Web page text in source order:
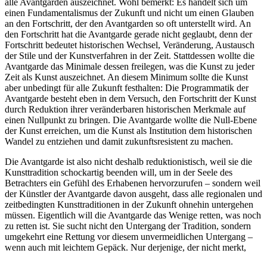
alle Avantgarden auszeichnet. Wohl bemerkt: Es handelt sich um
einen Fundamentalismus der Zukunft und nicht um einen Glauben
an den Fortschritt, der den Avantgarden so oft unterstellt wird. An
den Fortschritt hat die Avantgarde gerade nicht geglaubt, denn der
Fortschritt bedeutet historischen Wechsel, Veränderung, Austausch
der Stile und der Kunstverfahren in der Zeit. Stattdessen wollte die
Avantgarde das Minimale dessen freilegen, was die Kunst zu jeder
Zeit als Kunst auszeichnet. An diesem Minimum sollte die Kunst
aber unbedingt für alle Zukunft festhalten: Die Programmatik der
Avantgarde besteht eben in dem Versuch, den Fortschritt der Kunst
durch Reduktion ihrer veränderbaren historischen Merkmale auf
einen Nullpunkt zu bringen. Die Avantgarde wollte die Null-Ebene
der Kunst erreichen, um die Kunst als Institution dem historischen
Wandel zu entziehen und damit zukunftsresistent zu machen.
Die Avantgarde ist also nicht deshalb reduktionistisch, weil sie die
Kunsttradition schockartig beenden will, um in der Seele des
Betrachters ein Gefühl des Erhabenen hervorzurufen – sondern weil
der Künstler der Avantgarde davon ausgeht, dass alle regionalen und
zeitbedingten Kunsttraditionen in der Zukunft ohnehin untergehen
müssen. Eigentlich will die Avantgarde das Wenige retten, was noch
zu retten ist. Sie sucht nicht den Untergang der Tradition, sondern
umgekehrt eine Rettung vor diesem unvermeidlichen Untergang –
wenn auch mit leichtem Gepäck. Nur derjenige, der nicht merkt,